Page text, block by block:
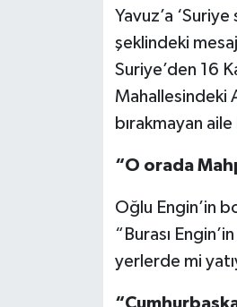
Yavuz’a
şeklindeki
Suriye’den 16
Mahallesindeki
bırakmayan
“O orada
Oğlu Engin’in
“Burası
yerlerde mi